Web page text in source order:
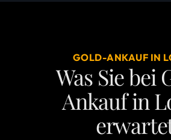
GOLD-ANKAUF IN
Was Sie bei
Ankauf in